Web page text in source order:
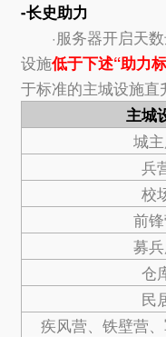
-长史助力
·服务器开启天数
设施低于下述“助力
于标准的主城设施直
主城
城
兵
校
前
募
仓
民
疾风营、铁壁营